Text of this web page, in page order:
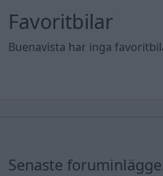
Favoritbilar
Buenavista har inga
Senaste